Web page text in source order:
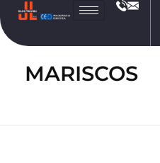
MARISCOS